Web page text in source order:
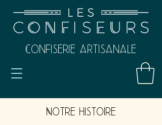
Confiserie artisanale
Notre histoire